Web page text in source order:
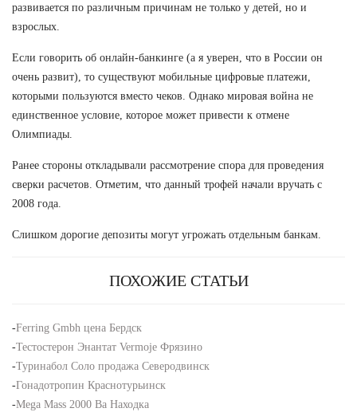
развивается по различным причинам не только у детей, но и
взрослых.
Если говорить об онлайн-банкинге (а я уверен, что в России он
очень развит), то существуют мобильные цифровые платежи,
которыми пользуются вместо чеков. Однако мировая война не
единственное условие, которое может привести к отмене
Олимпиады.
Ранее стороны откладывали рассмотрение спора для проведения
сверки расчетов. Отметим, что данный трофей начали вручать с
2008 года.
Слишком дорогие депозиты могут угрожать отдельным банкам.
ПОХОЖИЕ СТАТЬИ
-Ferring Gmbh цена Бердск
-Тестостерон Энантат Vermoje Фрязино
-Туринабол Соло продажа Северодвинск
-Гонадотропин Краснотурьинск
-Mega Mass 2000 Ba Находка